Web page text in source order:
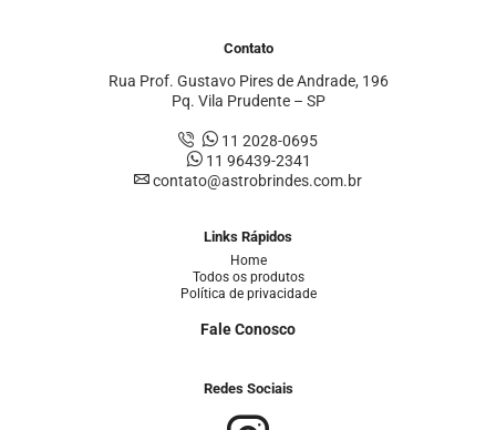
Contato
Rua Prof. Gustavo Pires de Andrade, 196
Pq. Vila Prudente – SP
11 2028-0695
11 96439-2341
contato@astrobrindes.com.br
Links Rápidos
Home
Todos os produtos
Política de privacidade
Fale Conosco
Redes Sociais